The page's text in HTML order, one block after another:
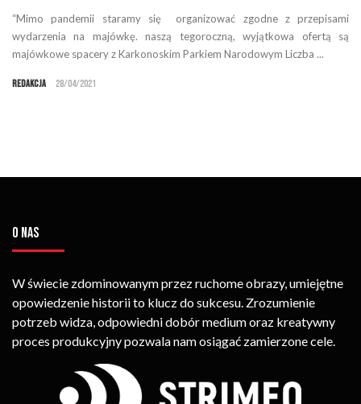
“Mimo pandemii staramy się organizować zgodne z przepisami
wydarzenia na majówkę. naszą tegoroczną, wyjątkowa ofertą są
majówkowe spacery z Karkonoskim Parkiem Narodowym Liczba ...
Redakcja 28/04/2021
O NAS
W świecie zdominowanym przez ruchome obrazy, umiejętne
opowiedzenie historii to klucz do sukcesu. Zrozumienie
potrzeb widza, odpowiedni dobór medium oraz kreatywny
proces produkcyjny pozwala nam osiągać zamierzone cele.